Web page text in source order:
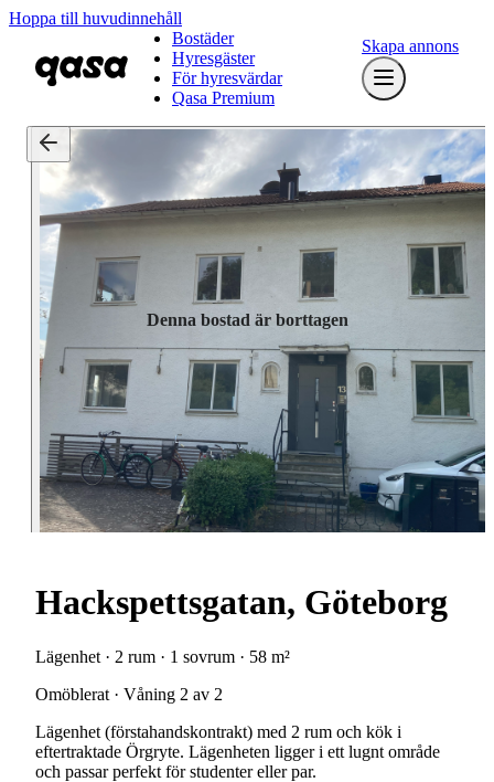
Hoppa till huvudinnehåll
Bostäder
Hyresgäster
För hyresvärdar
Qasa Premium
Skapa annons
Denna bostad är borttagen
Hackspettsgatan, Göteborg
Lägenhet · 2 rum · 1 sovrum · 58 m²
Omöblerat · Våning 2 av 2
Lägenhet (förstahandskontrakt) med 2 rum och kök i
eftertraktade Örgryte. Lägenheten ligger i ett lugnt område
och passar perfekt för studenter eller par.